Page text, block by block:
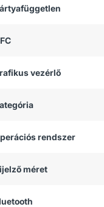
vezérlő
rendszer
méret